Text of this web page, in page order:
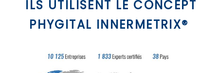
ILS UTILISENT LE CONCEPT
PHYGITAL INNERMETRIX®